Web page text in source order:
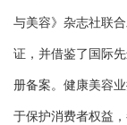
与美容》杂志社联
证，并借鉴了国际
册备案。健康美容
于保护消费者权益，